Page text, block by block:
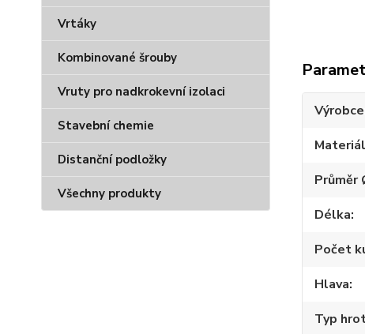
Vrtáky
Kombinované šrouby
Vruty pro nadkrokevní izolaci
Stavební chemie
Distanční podložky
Všechny produkty
Výrobce
Materiál
Průměr
Délka
Počet
Hlava
Typ